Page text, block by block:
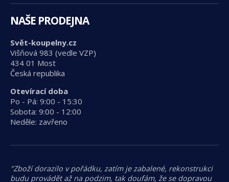
NAŠE PRODEJNA
Svět-koupelny.cz
Višňová 983 (vedle VZP)
434 01 Most
Česká republika
Otevírací doba
Po - Pá: 9:00 - 15:30
Sobota: 9:00 - 12:00
Neděle: zavřeno
"Zboží dorazilo v pořádku, zatím je zabalené, rekonstrukci
budu provádět až na podzim, tak doufám, že se dopravou